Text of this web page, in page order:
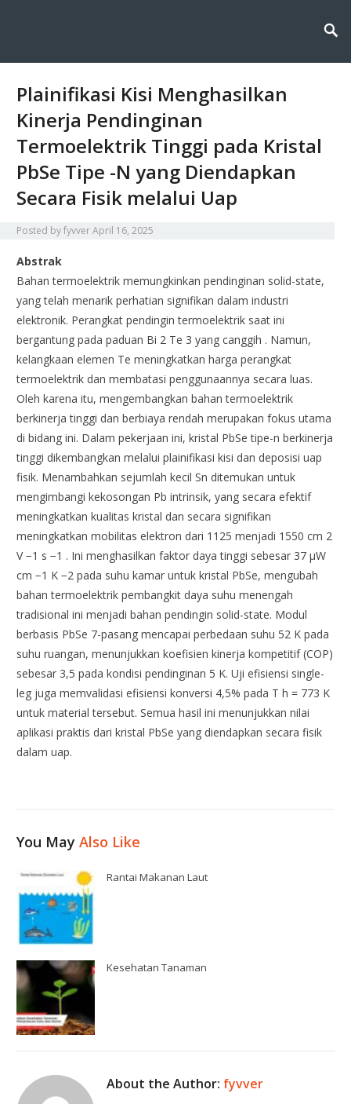
Fyvver: Inovasi dan Edukasi di
Bidang Kimia Lingkungan
Plainifikasi Kisi Menghasilkan
Kinerja Pendinginan
Termoelektrik Tinggi pada Kristal
PbSe Tipe -N yang Diendapkan
Secara Fisik melalui Uap
Posted byfyvverApril 16, 2025
Abstrak
Bahan termoelektrik memungkinkan pendinginan solid-state,
yang telah menarik perhatian signifikan dalam industri
elektronik. Perangkat pendingin termoelektrik saat ini
bergantung pada paduan Bi 2 Te 3 yang canggih . Namun,
kelangkaan elemen Te meningkatkan harga perangkat
termoelektrik dan membatasi penggunaannya secara luas.
Oleh karena itu, mengembangkan bahan termoelektrik
berkinerja tinggi dan berbiaya rendah merupakan fokus utama
di bidang ini. Dalam pekerjaan ini, kristal PbSe tipe-n berkinerja
tinggi dikembangkan melalui plainifikasi kisi dan deposisi uap
fisik. Menambahkan sejumlah kecil Sn ditemukan untuk
mengimbangi kekosongan Pb intrinsik, yang secara efektif
meningkatkan kualitas kristal dan secara signifikan
meningkatkan mobilitas elektron dari 1125 menjadi 1550 cm 2
V −1 s −1 . Ini menghasilkan faktor daya tinggi sebesar 37 µW
cm −1 K −2 pada suhu kamar untuk kristal PbSe, mengubah
bahan termoelektrik pembangkit daya suhu menengah
tradisional ini menjadi bahan pendingin solid-state. Modul
berbasis PbSe 7-pasang mencapai perbedaan suhu 52 K pada
suhu ruangan, menunjukkan koefisien kinerja kompetitif (COP)
sebesar 3,5 pada kondisi pendinginan 5 K. Uji efisiensi single-
leg juga memvalidasi efisiensi konversi 4,5% pada T h = 773 K
untuk material tersebut. Semua hasil ini menunjukkan nilai
aplikasi praktis dari kristal PbSe yang diendapkan secara fisik
dalam uap.
You MayAlso Like
Rantai Makanan Laut
Kesehatan Tanaman
About the Author: fyvver